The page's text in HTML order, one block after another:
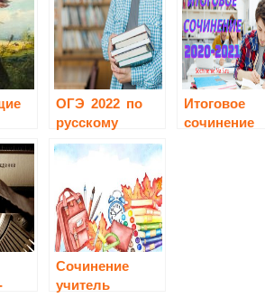
3
ОГЭ 2022 по
русскому
языку
Итоговое
сочинение
Сочинение
учитель